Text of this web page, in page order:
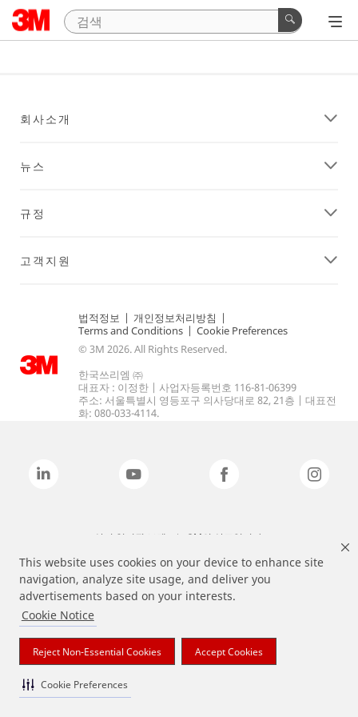
This website uses cookies on your device to enhance site
navigation, analyze site usage, and deliver you
advertisements based on your interests.
Cookie Notice
Reject Non-Essential Cookies Accept Cookies
Cookie Preferences
회사소개
뉴스
규정
고객지원
법적정보 | 개인정보처리방침 |
Terms and Conditions | Cookie Preferences
© 3M 2026. All Rights Reserved.
한국쓰리엠 ㈜
대표자 : 이정한 | 사업자등록번호 116-81-06399
주소: 서울특별시 영등포구 의사당대로 82, 21층 | 대표전
화: 080-033-4114.
상기 열거된 브랜드는 3M의 상표입니다.